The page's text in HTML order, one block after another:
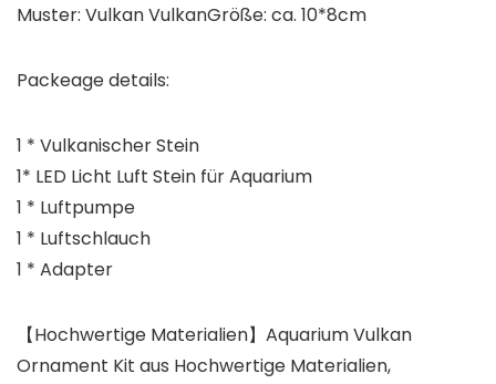
Muster: Vulkan VulkanGröße: ca. 10*8cm
Packeage details:
1 * Vulkanischer Stein
1* LED Licht Luft Stein für Aquarium
1 * Luftpumpe
1 * Luftschlauch
1 * Adapter
【Hochwertige Materialien】Aquarium Vulkan
Ornament Kit aus Hochwertige Materialien,